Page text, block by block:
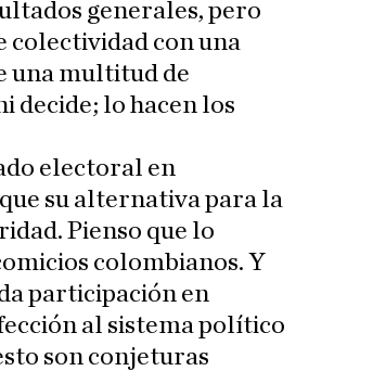
generales, pero
colectividad con una
una multitud de
decide; lo hacen los
electoral en
su alternativa para la
Pienso que lo
colombianos. Y
participación en
al sistema político
son conjeturas